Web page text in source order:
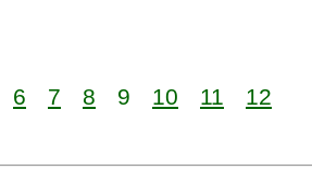
6 7 8 9 10 11
12